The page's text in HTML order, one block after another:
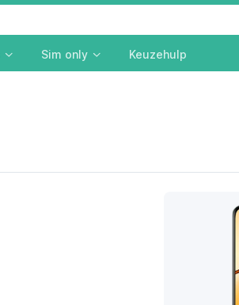
Sim only Keuzehulp